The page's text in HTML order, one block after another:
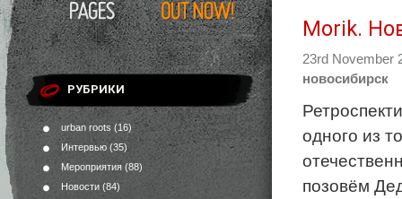
РУБРИКИ
urban roots (16)
Интервью (35)
Мероприятия (88)
Новости (84)
Morik.
23rd November
новосибирск
одного из
позовём